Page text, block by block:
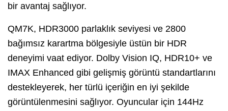
bir avantaj sağlıyor.
QM7K, HDR3000 parlaklık seviyesi ve 2800
bağımsız karartma bölgesiyle üstün bir HDR
deneyimi vaat ediyor. Dolby Vision IQ, HDR10+ ve
IMAX Enhanced gibi gelişmiş görüntü standartlarını
destekleyerek, her türlü içeriğin en iyi şekilde
görüntülenmesini sağlıyor. Oyuncular için 144Hz